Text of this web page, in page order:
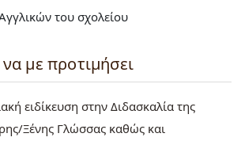
του σχολείου
να με προτιμήσει
ειδίκευση στην Διδασκαλία της
Ξένης Γλώσσας καθώς και